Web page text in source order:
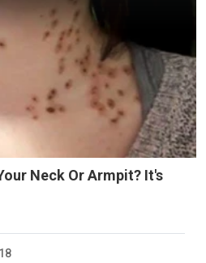
Neck Or Armpit? It's